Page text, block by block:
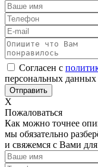
Согласен с
персональных данных
Х
Пожаловаться
Как можно точнее
мы обязательно
и свяжемся с Вами